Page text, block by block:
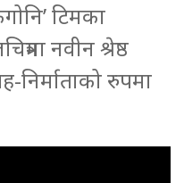
टिमका
नवीन श्रेष्ठ
निर्माताको रुपमा